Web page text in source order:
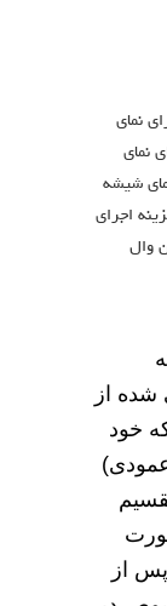
نمای
نمای
شیشه
اجرای
وال
از
خود
از